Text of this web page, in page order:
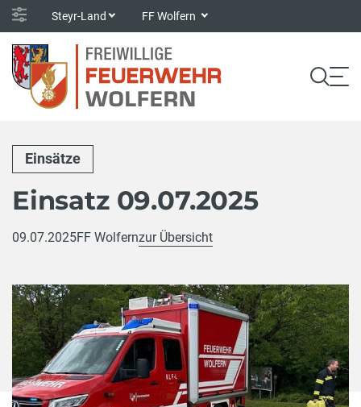
Steyr-Land FF Wolfern
Einsätze
Einsatz 09.07.2025
09.07.2025FF Wolfernzur Übersicht